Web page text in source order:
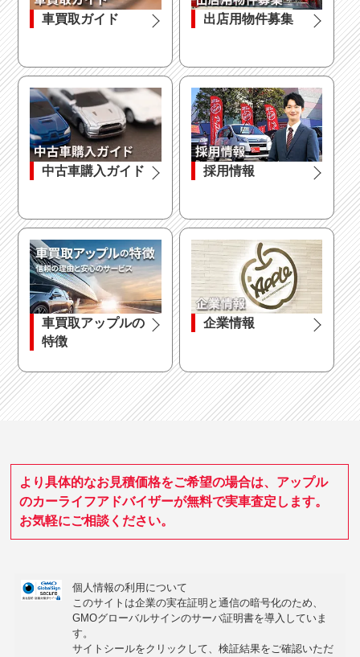
車買取ガイド 出店用物件募集
中古車購入ガイド 採用情報
車買取アップルの
特徴
企業情報
より具体的なお見積価格をご希望の場合は、アップル
のカーライフアドバイザーが無料で実車査定します。
お気軽にご相談ください。
個人情報の利用について
このサイトは企業の実在証明と通信の暗号化のため、
GMOグローバルサインのサーバ証明書を導入していま
す。
サイトシールをクリックして、検証結果をご確認いただ